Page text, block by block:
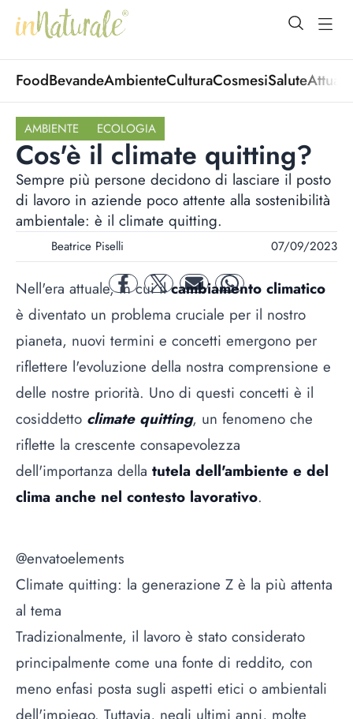
open
FoodBevandeAmbienteCulturaCosmesiSalute
AMBIENTE ECOLOGIA
Cos'è il climate quitting?
Sempre più persone decidono di lasciare il posto
di lavoro in aziende poco attente alla sostenibilità
ambientale: è il climate quitting.
Beatrice Piselli 07/09/2023
facebooktwitter mail whatsapp
Nell'era attuale, in cui ilcambiamento climatico
è diventato un problema cruciale per il nostro
pianeta, nuovi termini e concetti emergono per
riflettere l'evoluzione della nostra comprensione e
delle nostre priorità. Uno di questi concetti è il
cosiddetto climate quitting, un fenomeno che
riflette la crescente consapevolezza
dell'importanza della tutela dell'ambiente e del
clima anche nel contesto lavorativo.
@envatoelements
Climate quitting: la generazione Z è la più attenta
al tema
Tradizionalmente, il lavoro è stato considerato
principalmente come una fonte di reddito, con
meno enfasi posta sugli aspetti etici o ambientali
dell'impiego. Tuttavia, negli ultimi anni, molte